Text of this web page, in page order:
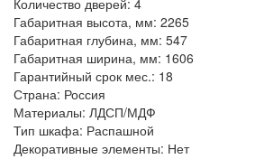
Количество дверей: 4
Габаритная высота, мм: 2265
Габаритная глубина, мм: 547
Габаритная ширина, мм: 1606
Гарантийный срок мес.: 18
Страна: Россия
Материалы: ЛДСП/МДФ
Тип шкафа: Распашной
Декоративные элементы: Нет